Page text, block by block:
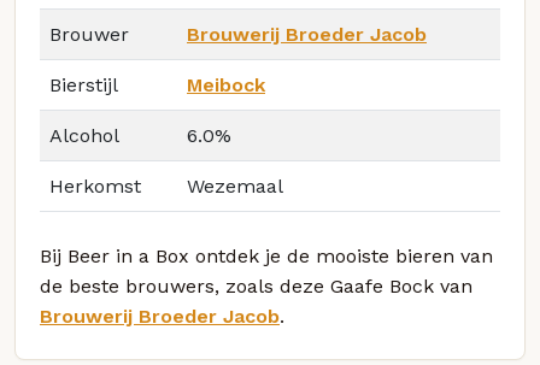
Brouwer Brouwerij Broeder Jacob
Bierstijl Meibock
Alcohol 6.0%
Herkomst Wezemaal
Bij Beer in a Box ontdek je de mooiste bieren van
de beste brouwers, zoals deze Gaafe Bock van
Brouwerij Broeder Jacob.